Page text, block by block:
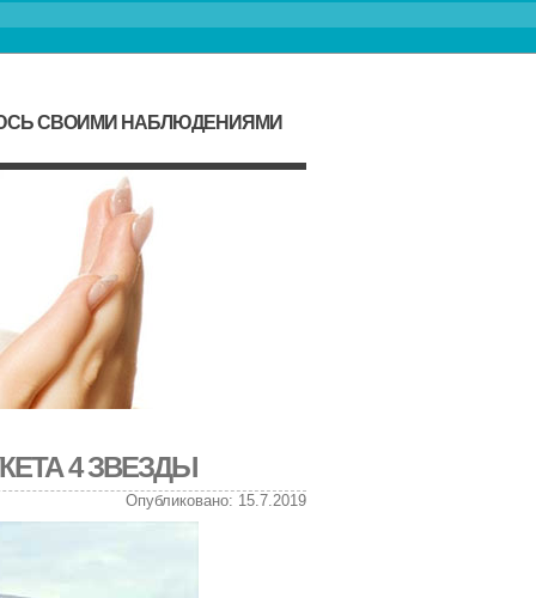
СВОИМИ НАБЛЮДЕНИЯМИ
4 ЗВЕЗДЫ
Опубликовано: 15.7.2019